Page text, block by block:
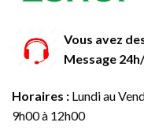
Vous avez
Message
Horaires : Lundi au
9h00 à 12h00